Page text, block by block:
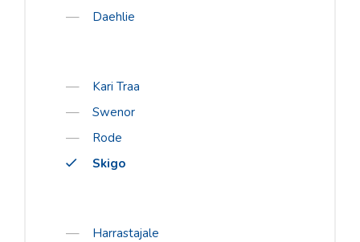
Daehlie
Kari Traa
Swenor
Rode
Skigo
Harrastajale
LillSport
One Way
Vauhti